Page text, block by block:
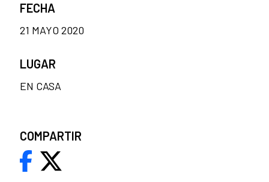
FECHA
21 MAYO 2020
LUGAR
EN CASA
COMPARTIR